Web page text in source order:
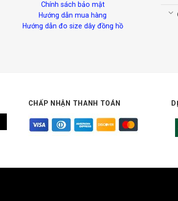
Chính sách bảo mật
Hướng dẫn mua hàng
Hướng dẫn đo size dây đồng hồ
CHẤP NHẬN THANH TOÁN